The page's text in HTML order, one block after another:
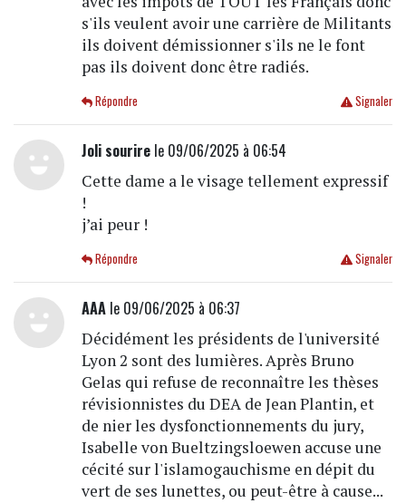
s'ils veulent avoir une carrière de Militants
ils doivent démissionner s'ils ne le font
pas ils doivent donc être radiés.
Signaler
Répondre
Joli sourirele 09/06/2025 à 06:54
Cette dame a le visage tellement expressif
!
j’ai peur !
Signaler
Répondre
AAAle 09/06/2025 à 06:37
Décidément les présidents de l'université
Lyon 2 sont des lumières. Après Bruno
Gelas qui refuse de reconnaître les thèses
révisionnistes du DEA de Jean Plantin, et
de nier les dysfonctionnements du jury,
Isabelle von Bueltzingsloewen accuse une
cécité sur l'islamogauchisme en dépit du
vert de ses lunettes, ou peut-être à cause...